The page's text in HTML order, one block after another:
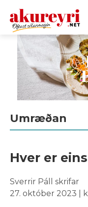
Leita
Umræðan
Hver er
Sverrir Páll skrifar
27. október 2023 |